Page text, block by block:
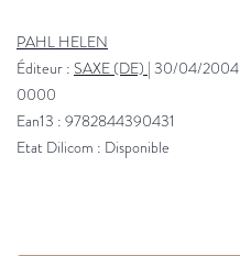
PAHL HELEN
Éditeur : SAXE (DE) | 30/04/2004
0000
Ean13 : 9782844390431
Etat Dilicom : Disponible